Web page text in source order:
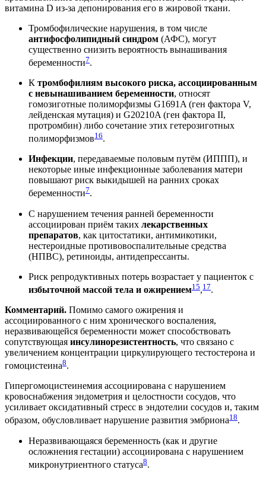
витамина D из-за депонирования его в жировой ткани.
Тромбофилические нарушения, в том числе
антифосфолипидный синдром (АФС), могут
существенно снизить вероятность вынашивания
беременности7.
К тромбофилиям высокого риска, ассоциированным
с невынашиванием беременности, относят
гомозиготные полиморфизмы G1691A (ген фактора V,
лейденская мутация) и G20210A (ген фактора II,
протромбин) либо сочетание этих гетерозиготных
полиморфизмов16.
Инфекции, передаваемые половым путём (ИППП), и
некоторые иные инфекционные заболевания матери
повышают риск выкидышей на ранних сроках
беременности7.
С нарушением течения ранней беременности
ассоциирован приём таких лекарственных
препаратов, как цитостатики, антимикотики,
нестероидные противовоспалительные средства
(НПВС), ретиноиды, антидепрессанты.
Риск репродуктивных потерь возрастает у пациенток с
избыточной массой тела и ожирением15,17.
Комментарий. Помимо самого ожирения и
ассоциированного с ним хронического воспаления,
неразвивающейся беременности может способствовать
сопутствующая инсулинорезистентность, что связано с
увеличением концентрации циркулирующего тестостерона и
гомоцистеина8.
Гипергомоцистеинемия ассоциирована с нарушением
кровоснабжения эндометрия и целостности сосудов, что
усиливает оксидативный стресс в эндотелии сосудов и, таким
образом, обусловливает нарушение развития эмбриона18.
Неразвивающаяся беременность (как и другие
осложнения гестации) ассоциирована с нарушением
микронутриентного статуса8.